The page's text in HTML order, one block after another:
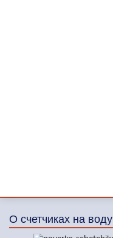
О счетчиках на воду